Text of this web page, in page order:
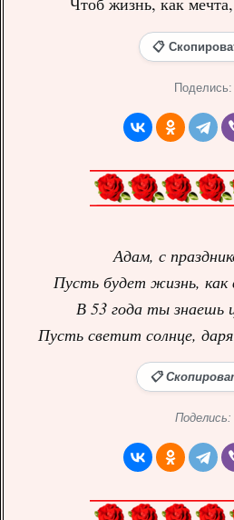
📋
Поделись:
Адам, с
Пусть будет жизнь, как
В 53 года ты знаешь
Пусть светит солнце,
📋
Поделись: